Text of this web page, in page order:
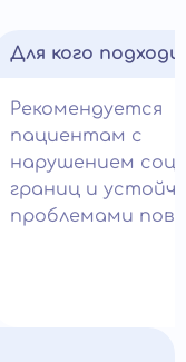
Для кого
Рекомендуется
пациентам с
нарушением
границ и
проблемами